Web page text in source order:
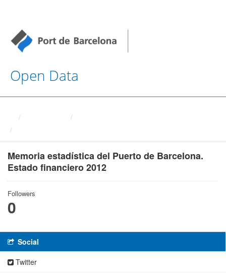
Open Data
Memoria estadística del Puerto de Barcelona.
Estado financiero 2012
Followers
0
Social
Twitter